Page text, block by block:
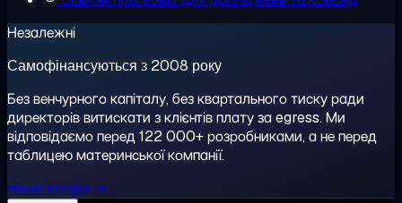
Незалежні
Самофінансуються з 2008 року
Без венчурного капіталу, без квартального тиску ради
директорів витискати з клієнтів плату за egress. Ми
відповідаємо перед 122 000+ розробниками, а не перед
таблицею материнської компанії.
Наша історія →